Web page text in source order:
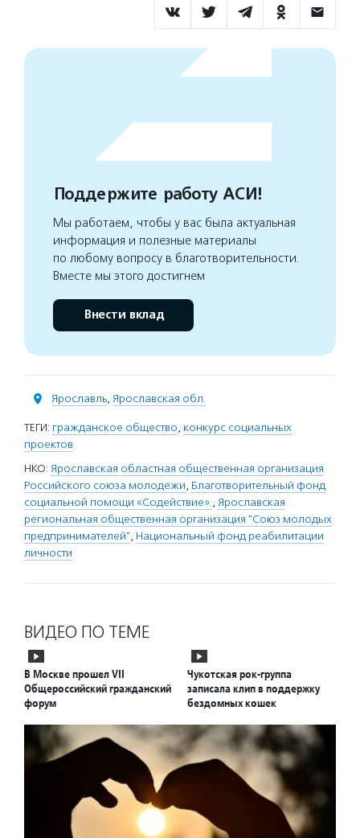
Поддержите работу АСИ!
Мы работаем, чтобы у вас была актуальная
информация и полезные материалы
по любому вопросу в благотворительности.
Вместе мы этого достигнем
Внести вклад
Ярославль, Ярославская обл.
ТЕГИ: гражданское общество, конкурс социальных
проектов
НКО: Ярославская областная общественная организация
Российского союза молодежи, Благотворительный фонд
социальной помощи «Содействие»., Ярославская
региональная общественная организация "Союз молодых
предпринимателей", Национальный фонд реабилитации
личности
ВИДЕО ПО ТЕМЕ
В Москве прошел VII
Общероссийский гражданский
форум
Чукотская рок-группа
записала клип в поддержку
бездомных кошек